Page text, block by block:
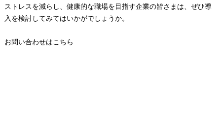
ストレスを減らし、健康的な職場を目指す企業の皆さまは、ぜひ導
入を検討してみてはいかがでしょうか。
お問い合わせはこちら